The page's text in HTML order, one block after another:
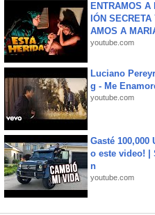
ENTRAMOS A
IÓN
AMOS A
youtube.com
Luciano
g - Me
youtube.com
Gasté 100,000
o este video! |
n
youtube.com